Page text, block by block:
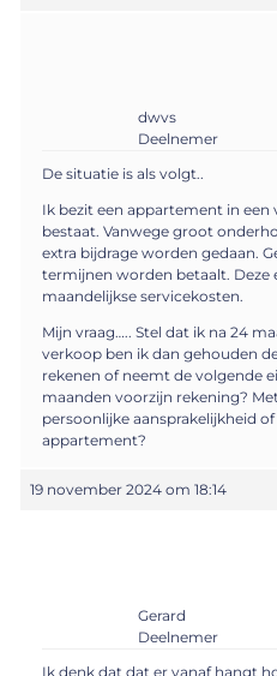
dwvs
Deelnemer
De situatie is als volgt..
Ik bezit een appartement in een
bestaat. Vanwege groot
extra bijdrage worden gedaan.
termijnen worden betaalt. Deze
maandelijkse servicekosten.
Mijn vraag….. Stel dat ik na 24
verkoop ben ik dan gehouden
rekenen of neemt de volgende
maanden voorzijn rekening?
persoonlijke aansprakelijkheid
appartement?
19 november 2024 om 18:14
Gerard
Deelnemer
Ik denk dat dat er vanaf hangt